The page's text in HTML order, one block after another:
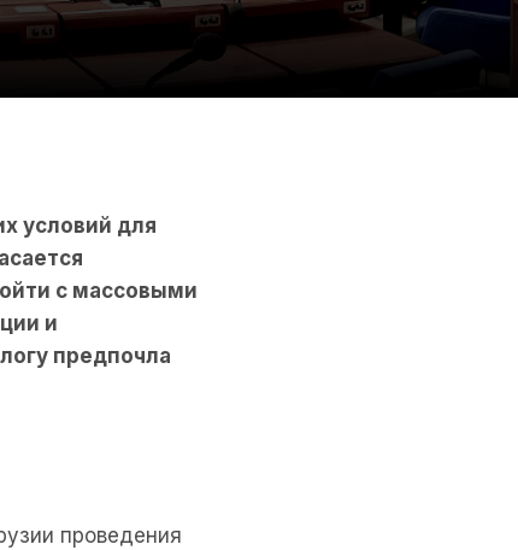
условий для
с массовыми
и
предпочла
проведения